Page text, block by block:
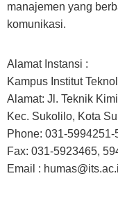
manajemen yang
komunikasi.
Alamat Instansi :
Kampus Institut
Alamat: Jl. Teknik
Kec. Sukolilo, Kota
Phone: 031-
Fax: 031-5923465,
Email :